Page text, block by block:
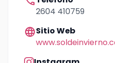
2604 410759
languageSitio Web